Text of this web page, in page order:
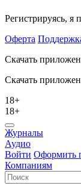
Регистрируясь, я
Оферта
Скачать
Скачать
18+
18+
Журналы
Аудио
Войти Оформить
Компаниям